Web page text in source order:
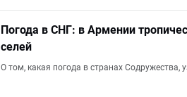
Погода в СНГ: в Армении
селей
О том, какая погода в странах Содружества,